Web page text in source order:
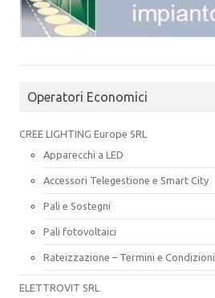
Operatori Economici
CREE LIGHTING Europe SRL
Apparecchi a LED
Accessori Telegestione e Smart City
Pali e Sostegni
Pali fotovoltaici
Rateizzazione – Termini e Condizioni
ELETTROVIT SRL